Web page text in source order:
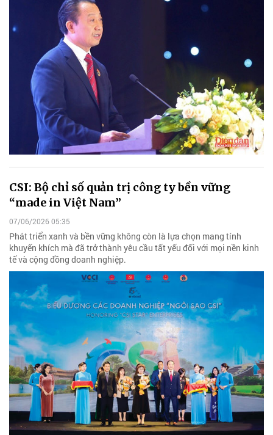
CSI: Bộ chỉ số quản trị công ty bền vững
“made in Việt Nam”
07/06/2026 05:35
Phát triển xanh và bền vững không còn là lựa chọn mang tính
khuyến khích mà đã trở thành yêu cầu tất yếu đối với mọi nền kinh
tế và cộng đồng doanh nghiệp.